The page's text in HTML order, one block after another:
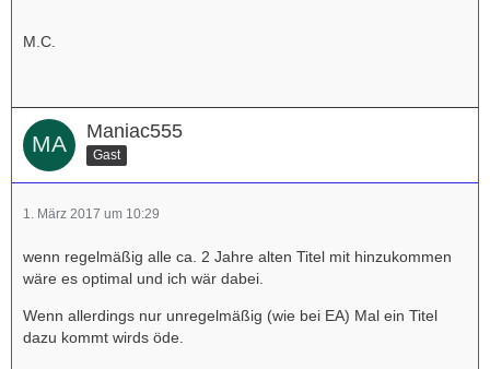
M.C.
Maniac555
Gast
1. März 2017 um 10:29
wenn regelmäßig alle ca. 2 Jahre alten Titel mit hinzukommen
wäre es optimal und ich wär dabei.
Wenn allerdings nur unregelmäßig (wie bei EA) Mal ein Titel
dazu kommt wirds öde.